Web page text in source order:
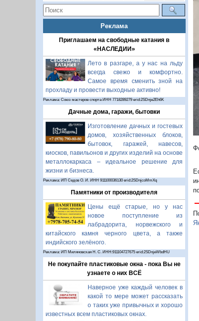
Реклама
Приглашаем на свободные катания в
«НАСЛЕДИИ»
Лето в разгаре, а у нас на льду
всегда свежо и комфортно.
Самое время сменить зной на
прохладу и провести выходные активно!
Реклама: Союз мастеров спорта ИНН 7718289279 erid:2SDnje2Eh6K
Дачные дома, гаражи, бытовки
Изготовление дачных и гостевых
домов, хозяйственных блоков,
бытовок, гаражей, навесов,
киосков, павильонов и других изделий на основе
металлокаркаса – идеальное решение для
жизни и бизнеса.
Реклама: ИП Седов О. И. ИНН 911100036130 erid:2SDnjcoMmXq
Памятники от производителя
Цены ещё старые, но у нас
новое поступление из
лабрадорита, норвежского и
китайского камня черного цвета, а также
индийского зелёного.
Реклама: ИП Миляновская Н. С. ИНН:911104727675 erid:2SDnjeWbdHU
Не покупайте пластиковые окна - пока Вы не
узнаете о них ВСЁ
Наверное уже каждый человек в
какой то мере может рассказать
о таких уже привычных и хорошо
известных всем пластиковых окнах.